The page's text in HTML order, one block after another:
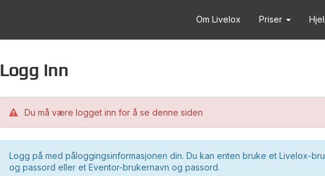
Om Livelox Priser
Logg inn
Du må være logget inn for å se denne siden
Logg på med påloggingsinformasjonen din. Du kan enten bruke et Livelox-
og passord eller et Eventor-brukernavn og passord.